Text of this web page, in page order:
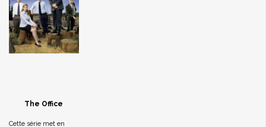
The Office
Cette série met en